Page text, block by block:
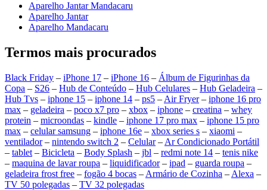
Aparelho Jantar Mandacaru
Aparelho Jantar
Aparelho Mandacaru
Termos mais procurados
Black Friday – iPhone 17 – iPhone 16 – Álbum de Figurinhas da
Copa – S26 – Hub de Conteúdo – Hub Celulares – Hub Geladeira –
Hub Tvs – iphone 15 – iphone 14 – ps5 – Air Fryer– iphone 16 pro
max – geladeira – poco x7 pro – xbox – iphone – creatina – whey
protein – microondas – kindle – iphone 17 pro max – iphone 15 pro
max – celular samsung – iphone 16e – xbox series s – xiaomi –
ventilador– nintendo switch 2 – Celular– Ar Condicionado Portátil
– tablet – Bicicleta – Body Splash – jbl – redmi note 14 – tenis nike
– maquina de lavar roupa – liquidificador– ipad – guarda roupa –
geladeira frost free – fogão 4 bocas – Armário de Cozinha – Alexa –
TV 50 polegadas – TV 32 polegadas